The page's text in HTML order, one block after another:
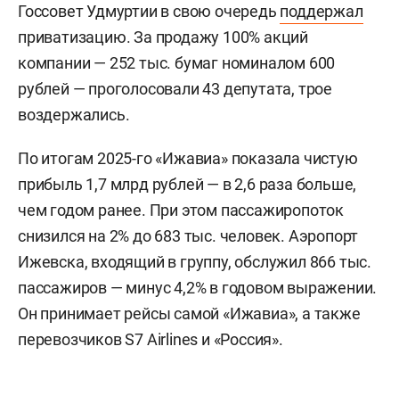
Госсовет Удмуртии в свою очередь поддержал
приватизацию. За продажу 100% акций
компании — 252 тыс. бумаг номиналом 600
рублей — проголосовали 43 депутата, трое
воздержались.
По итогам 2025-го «Ижавиа» показала чистую
прибыль 1,7 млрд рублей — в 2,6 раза больше,
чем годом ранее. При этом пассажиропоток
снизился на 2% до 683 тыс. человек. Аэропорт
Ижевска, входящий в группу, обслужил 866 тыс.
пассажиров — минус 4,2% в годовом выражении.
Он принимает рейсы самой «Ижавиа», а также
перевозчиков S7 Airlines и «Россия».